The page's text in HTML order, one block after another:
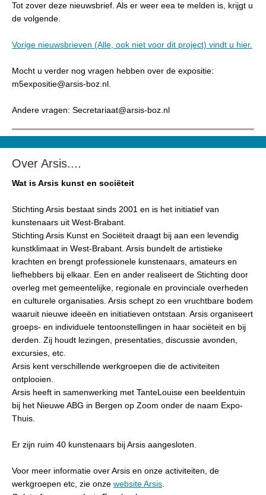
Tot zover deze nieuwsbrief. Als er weer eea te melden is, krijgt u
de volgende.
Vorige nieuwsbrieven (Alle, ook niet voor dit project) vindt u hier.
Mocht u verder nog vragen hebben over de expositie:
m5expositie@arsis-boz.nl.
Andere vragen: Secretariaat@arsis-boz.nl
Over Arsis....
Wat is Arsis kunst en sociëteit
Stichting Arsis bestaat sinds 2001 en is het initiatief van
kunstenaars uit West-Brabant.
Stichting Arsis Kunst en Sociëteit draagt bij aan een levendig
kunstklimaat in West-Brabant. Arsis bundelt de artistieke
krachten en brengt professionele kunstenaars, amateurs en
liefhebbers bij elkaar. Een en ander realiseert de Stichting door
overleg met gemeentelijke, regionale en provinciale overheden
en culturele organisaties. Arsis schept zo een vruchtbare bodem
waaruit nieuwe ideeën en initiatieven ontstaan. Arsis organiseert
groeps- en individuele tentoonstellingen in haar sociëteit en bij
derden. Zij houdt lezingen, presentaties, discussie avonden,
excursies, etc.
Arsis kent verschillende werkgroepen die de activiteiten
ontplooien.
Arsis heeft in samenwerking met TanteLouise een beeldentuin
bij het Nieuwe ABG in Bergen op Zoom onder de naam Expo-
Thuis.
Er zijn ruim 40 kunstenaars bij Arsis aangesloten.
Voor meer informatie over Arsis en onze activiteiten, de
werkgroepen etc, zie onze website Arsis